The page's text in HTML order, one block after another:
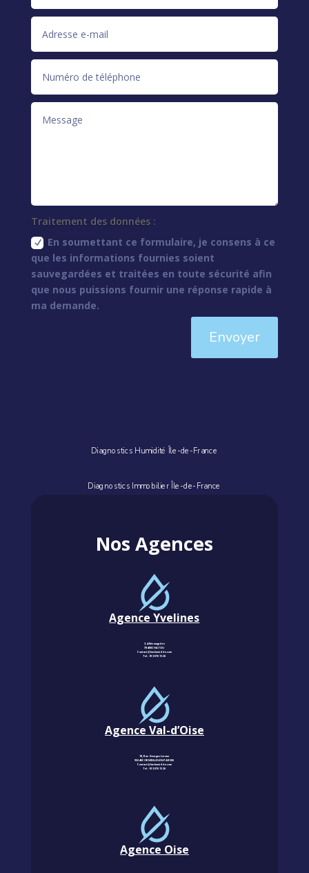
Traitement des données :
En soumettant ce formulaire, je consens à ce
que les informations fournies soient
sauvegardées et traitées en toute sécurité afin
que nous puissions fournir une réponse rapide à
ma demande.
Envoyer
Diagnostics Humidité Île-de-France
Diagnostics Immobilier Île-de-France
Nos Agences
Agence Yvelines
3, Allée magritte
78400 CHATOU
Contact@km-humidite.com
Tel : 01 30 76 13 26
Agence Val-d’Oise
18, Rue Georges Leroux
95240 CORMEILLES-EN-PARISIS
Contact@km-humidite.com
Tel : 01 30 76 13 26
Agence Oise